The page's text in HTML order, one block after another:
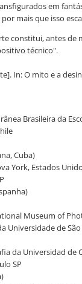
em
mais que isso
constitui, antes de
técnico".
In: O mito e a
Brasileira da
Cuba)
York, Estados
Museum of
Universidade de São
da Universidad de
SP